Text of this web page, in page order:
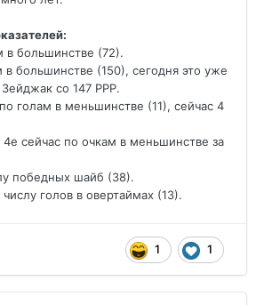
в большинстве (72).
в большинстве (150), сегодня это уже
со 147 PPP.
голам в меньшинстве (11), сейчас 4
4е сейчас по очкам в меньшинстве за
победных шайб (38).
голов в овертаймах (13).
1 1